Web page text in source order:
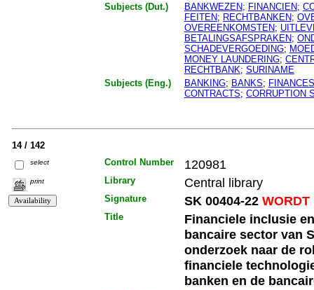
Subjects (Dut.)
BANKWEZEN; FINANCIEN;
FEITEN; RECHTBANKEN;
OVEREENKOMSTEN;
BETALINGSAFSPRAKEN;
SCHADEVERGOEDING;
MONEY LAUNDERING;
RECHTBANK; SURINAME
Subjects (Eng.)
BANKING; BANKS; FINANCES
CONTRACTS; CORRUPTION
14 / 142
select
print
Control Number 120981
Library Central library
Signature SK 00404-22WORDT
Title
Financiele inclusie
bancaire sector van
onderzoek naar de
financiele
banken en de